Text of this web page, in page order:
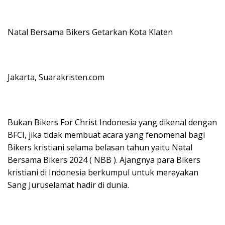
Natal Bersama Bikers Getarkan Kota Klaten
Jakarta, Suarakristen.com
Bukan Bikers For Christ Indonesia yang dikenal dengan
BFCI, jika tidak membuat acara yang fenomenal bagi
Bikers kristiani selama belasan tahun yaitu Natal
Bersama Bikers 2024 ( NBB ). Ajangnya para Bikers
kristiani di Indonesia berkumpul untuk merayakan
Sang Juruselamat hadir di dunia.